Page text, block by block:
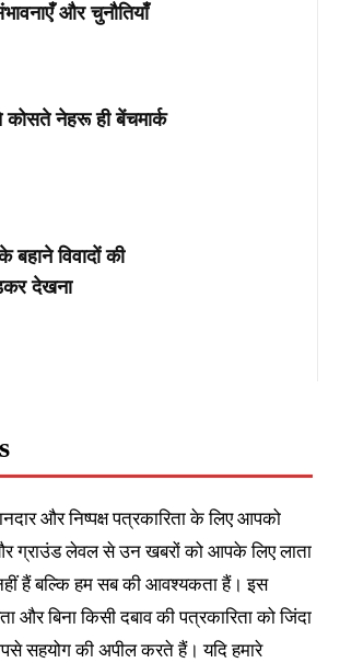
और चुनौतियाँ
नेहरू ही बेंचमार्क
बहाने विवादों की
देखना
और निष्पक्ष पत्रकारिता के लिए आपको
ग्राउंड लेवल से उन खबरों को आपके लिए लाता
हैं बल्कि हम सब की आवश्यकता हैं। इस
और बिना किसी दबाव की पत्रकारिता को जिंदा
सहयोग की अपील करते हैं। यदि हमारे